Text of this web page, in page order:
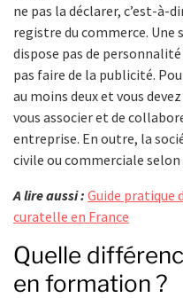
ne pas la déclarer, c’est-à-
registre du commerce.
dispose pas de
pas faire de la publicité.
au moins deux et vous
vous associer et de
entreprise. En outre, la
civile ou commerciale
A lire aussi : Guide pratique
curatelle en France
Quelle
en formation ?